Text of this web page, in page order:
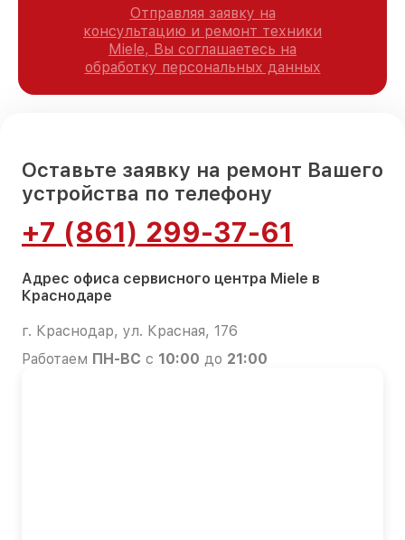
Отправляя заявку на
консультацию и ремонт техники
Miele, Вы соглашаетесь на
обработку персональных данных
Оставьте заявку на ремонт Вашего
устройства по телефону
+7 (861) 299-37-61
Адрес офиса сервисного центра Miele в
Краснодаре
г. Краснодар, ул. Красная, 176
Работаем ПН-ВС с 10:00 до 21:00